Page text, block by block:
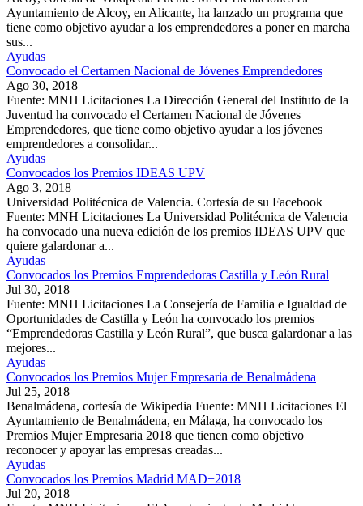
Ayuntamiento de Alcoy, en Alicante, ha lanzado un programa que
tiene como objetivo ayudar a los emprendedores a poner en marcha
sus...
Ayudas
Convocado el Certamen Nacional de Jóvenes Emprendedores
Ago 30, 2018
Fuente: MNH Licitaciones La Dirección General del Instituto de la
Juventud ha convocado el Certamen Nacional de Jóvenes
Emprendedores, que tiene como objetivo ayudar a los jóvenes
emprendedores a consolidar...
Ayudas
Convocados los Premios IDEAS UPV
Ago 3, 2018
Universidad Politécnica de Valencia. Cortesía de su Facebook
Fuente: MNH Licitaciones La Universidad Politécnica de Valencia
ha convocado una nueva edición de los premios IDEAS UPV que
quiere galardonar a...
Ayudas
Convocados los Premios Emprendedoras Castilla y León Rural
Jul 30, 2018
Fuente: MNH Licitaciones La Consejería de Familia e Igualdad de
Oportunidades de Castilla y León ha convocado los premios
“Emprendedoras Castilla y León Rural”, que busca galardonar a las
mejores...
Ayudas
Convocados los Premios Mujer Empresaria de Benalmádena
Jul 25, 2018
Benalmádena, cortesía de Wikipedia Fuente: MNH Licitaciones El
Ayuntamiento de Benalmádena, en Málaga, ha convocado los
Premios Mujer Empresaria 2018 que tienen como objetivo
reconocer y apoyar las empresas creadas...
Ayudas
Convocados los Premios Madrid MAD+2018
Jul 20, 2018